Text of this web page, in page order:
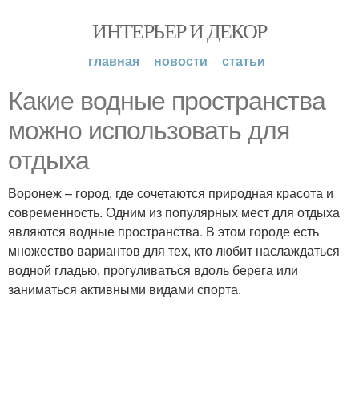
ИНТЕРЬЕР И ДЕКОР
главная новости статьи
Какие водные пространства
можно использовать для
отдыха
Воронеж – город, где сочетаются природная красота и
современность. Одним из популярных мест для отдыха
являются водные пространства. В этом городе есть
множество вариантов для тех, кто любит наслаждаться
водной гладью, прогуливаться вдоль берега или
заниматься активными видами спорта.